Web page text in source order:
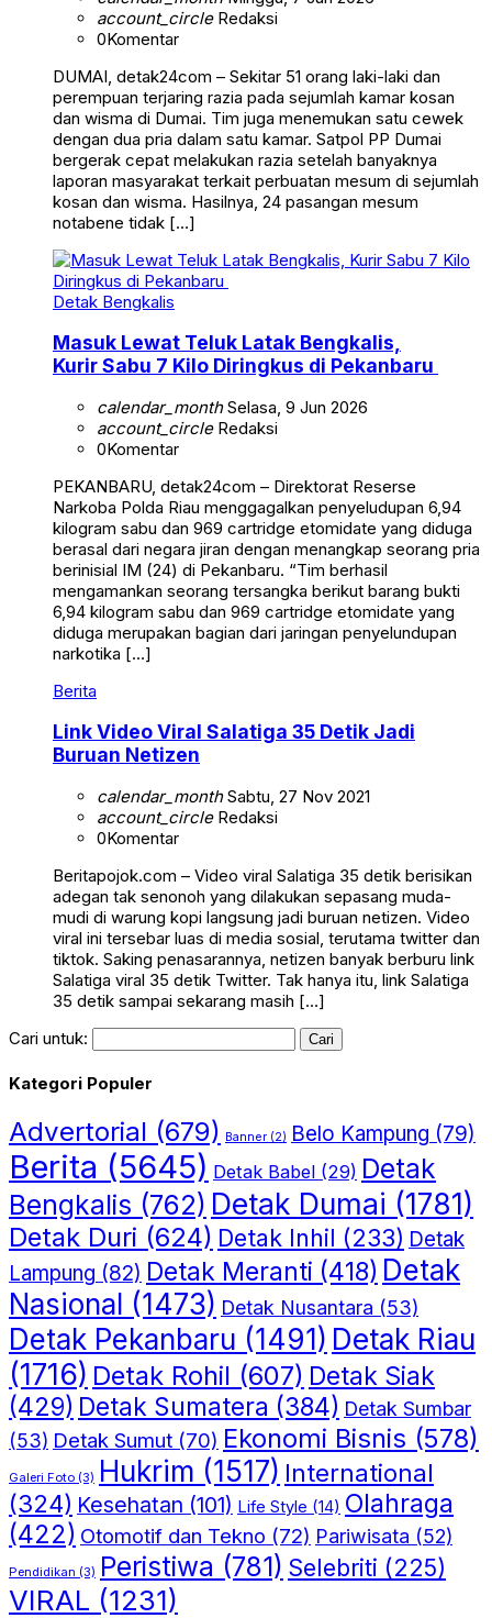
account_circleRedaksi
0Komentar
DUMAI, detak24com – Sekitar 51 orang laki-laki dan
perempuan terjaring razia pada sejumlah kamar kosan
dan wisma di Dumai. Tim juga menemukan satu cewek
dengan dua pria dalam satu kamar. Satpol PP Dumai
bergerak cepat melakukan razia setelah banyaknya
laporan masyarakat terkait perbuatan mesum di sejumlah
kosan dan wisma. Hasilnya, 24 pasangan mesum
notabene tidak […]
Detak Bengkalis
Masuk Lewat Teluk Latak Bengkalis,
Kurir Sabu 7 Kilo Diringkus di Pekanbaru
calendar_monthSelasa, 9 Jun 2026
account_circleRedaksi
0Komentar
PEKANBARU, detak24com – Direktorat Reserse
Narkoba Polda Riau menggagalkan penyeludupan 6,94
kilogram sabu dan 969 cartridge etomidate yang diduga
berasal dari negara jiran dengan menangkap seorang pria
berinisial IM (24) di Pekanbaru. “Tim berhasil
mengamankan seorang tersangka berikut barang bukti
6,94 kilogram sabu dan 969 cartridge etomidate yang
diduga merupakan bagian dari jaringan penyelundupan
narkotika […]
Berita
Link Video Viral Salatiga 35 Detik Jadi
Buruan Netizen
calendar_monthSabtu, 27 Nov 2021
account_circleRedaksi
0Komentar
Beritapojok.com – Video viral Salatiga 35 detik berisikan
adegan tak senonoh yang dilakukan sepasang muda-
mudi di warung kopi langsung jadi buruan netizen. Video
viral ini tersebar luas di media sosial, terutama twitter dan
tiktok. Saking penasarannya, netizen banyak berburu link
Salatiga viral 35 detik Twitter. Tak hanya itu, link Salatiga
35 detik sampai sekarang masih […]
Cari untuk:
Kategori Populer
Advertorial (679) Banner (2) Belo Kampung (79)
Berita (5645) Detak Babel (29) Detak
Bengkalis (762) Detak Dumai (1781)
Detak Duri (624) Detak Inhil (233) Detak
Lampung (82) Detak Meranti (418) Detak
Nasional (1473) Detak Nusantara (53)
Detak Pekanbaru (1491) Detak Riau
(1716) Detak Rohil (607) Detak Siak
(429) Detak Sumatera (384) Detak Sumbar
(53) Detak Sumut (70) Ekonomi Bisnis (578)
Galeri Foto (3) Hukrim (1517) International
(324) Kesehatan (101) Life Style (14) Olahraga
(422) Otomotif dan Tekno (72) Pariwisata (52)
Pendidikan (3) Peristiwa (781) Selebriti (225)
VIRAL (1231)